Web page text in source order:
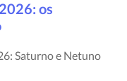
os
Saturno e Netuno